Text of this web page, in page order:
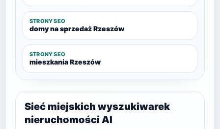
STRONY SEO
domy na sprzedaż Rzeszów
STRONY SEO
mieszkania Rzeszów
Sieć miejskich wyszukiwarek
nieruchomości AI